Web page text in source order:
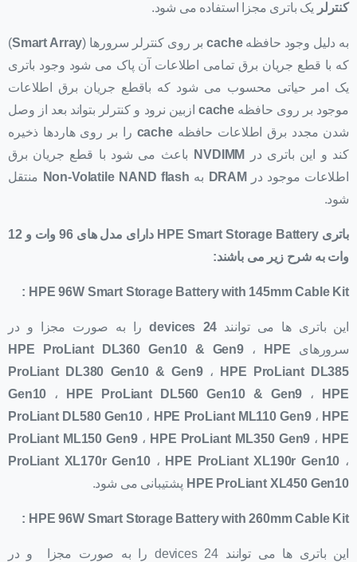
کنترلر یک باتری مجزا استفاده می شود.
به دلیل وجود حافظهcacheبر روی کنترلر سرورها (Smart Array
)
که با قطع جریان برق تمامی اطلاعات آن پاک می شود وجود باتری
یک امر حیاتی محسوب می شود که باقطع جریان برق اطلاعات
موجود بر روی حافظه cache ازبین نرود و کنترلر بتواند بعد از وصل
شدن مجدد برق اطلاعات حافظهcache را بر روی هاردها ذخیره
کند و این باتری در
NVDIMM
باعث می شود با قطع جریان برق
اطلاعات موجود در
DRAM به Non-Volatile NAND flash منتقل
شود.
باتریHPE Smart Storage Battery
دارای مدل های 96 وات و 12
وات به شرح زیر می باشند:
HPE 96W Smart Storage Battery with 145mm Cable Kit
:
این باتری ها می توانند 24 devices
را به صورت مجزا و در
سرورهای
HPE ProLiant DL360 Gen10 & Gen9 ،
HPE
ProLiant DL380 Gen10 & Gen9،
HPE ProLiant DL385
Gen10 ، HPE ProLiant DL560 Gen10 & Gen9 ،
HPE
ProLiant DL580 Gen10، HPE ProLiant ML110 Gen9، HPE
ProLiant ML150 Gen9، HPE ProLiant ML350 Gen9 ، HPE
ProLiant XL170r Gen10، HPE ProLiant XL190r Gen10 ،
HPE ProLiant XL450 Gen10 پشتیبانی می شود.
HPE 96W Smart Storage Battery with 260mm Cable Kit
:
این باتری ها می توانند 24 devices را به صورت مجزا و در